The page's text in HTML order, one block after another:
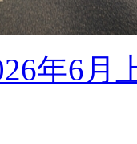
年6月